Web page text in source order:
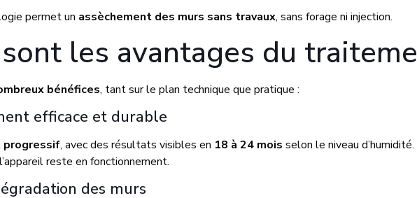
permet un assèchement des murs sans travaux, sans forage ni injection.
les avantages du
bénéfices, tant sur le plan technique que pratique :
efficace et durable
progressif, avec des résultats visibles en 18 à 24 mois selon le niveau
reste en fonctionnement.
des murs